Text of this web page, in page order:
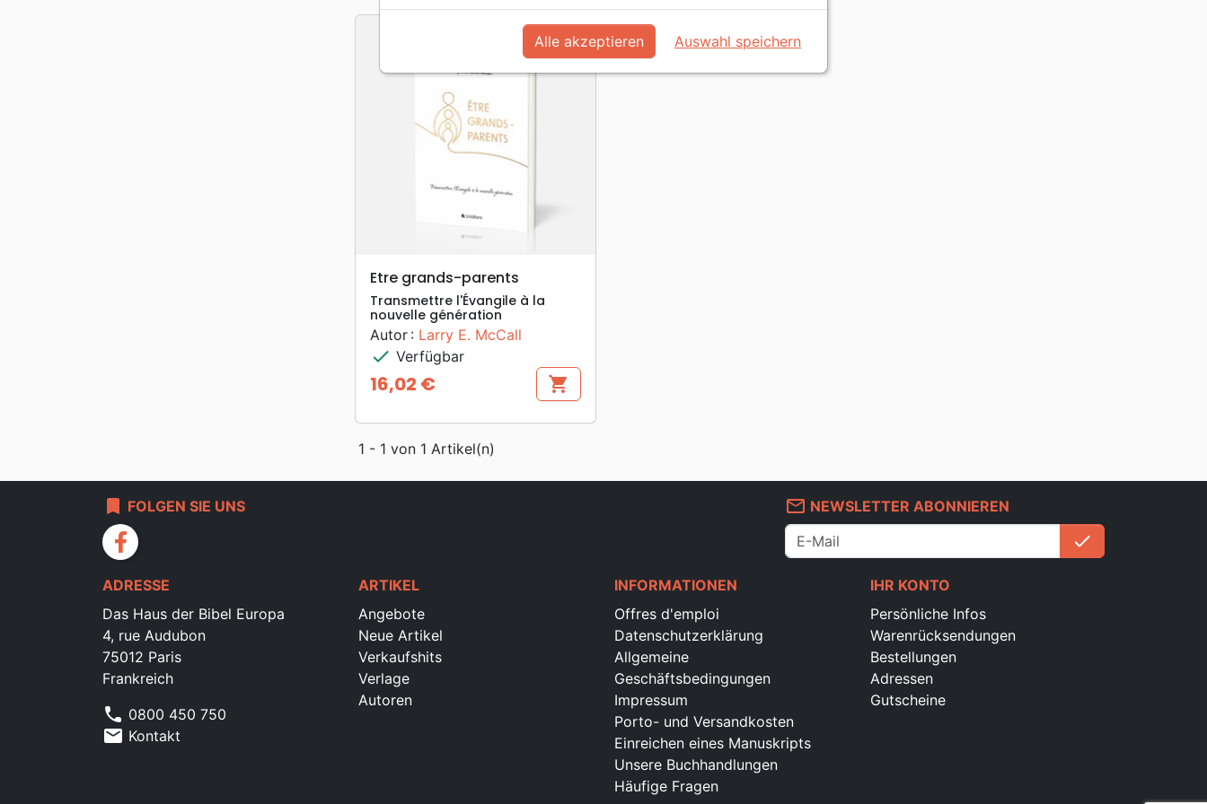
searchVORSCHAU
favorite_border
Etre grands-parents
Transmettre l'Évangile à la
nouvelle génération
Autor : Larry E. McCall
check Verfügbar
Preis
16,02 € shopping_cart
1 - 1 von 1 Artikel(n)
bookmark FOLGEN SIE UNS
facebook
mail_outline NEWSLETTER ABONNIEREN
check
ADRESSE
Das Haus der Bibel Europa
4, rue Audubon
75012 Paris
Frankreich
phone 0800 450 750
mail Kontakt
ARTIKEL
Angebote
Neue Artikel
Verkaufshits
Verlage
Autoren
INFORMATIONEN
Offres d'emploi
Datenschutzerklärung
Allgemeine
Geschäftsbedingungen
Impressum
Porto- und Versandkosten
Einreichen eines Manuskripts
Unsere Buchhandlungen
Häufige Fragen
IHR KONTO
Persönliche Infos
Warenrücksendungen
Bestellungen
Adressen
Gutscheine
Alle akzeptieren Auswahl speichern